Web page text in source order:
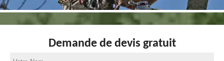
Demande de devis gratuit